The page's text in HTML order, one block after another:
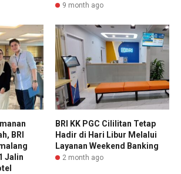
9 month ago
BRI
Jalin
BRI KK PGC Cililitan Tetap
Hadir di Hari Libur Melalui
Layanan Weekend Banking
2 month ago